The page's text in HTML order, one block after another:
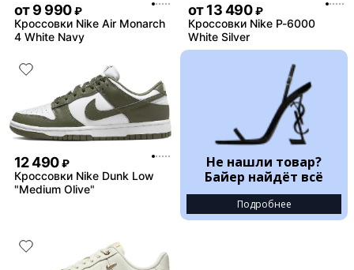
от9 990 ₽
Кроссовки Nike Air Monarch
4 White Navy
от13 490 ₽
Кроссовки Nike P-6000
White Silver
12 490 ₽
Кроссовки Nike Dunk Low
"Medium Olive"
Не нашли товар?
Байер найдёт всё
Подробнее